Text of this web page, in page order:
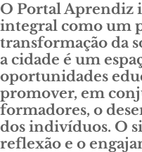
O Portal Aprendiz
integral como um
transformação da
a cidade é um
oportunidades
promover, em
formadores, o
dos indivíduos. O
reflexão e o